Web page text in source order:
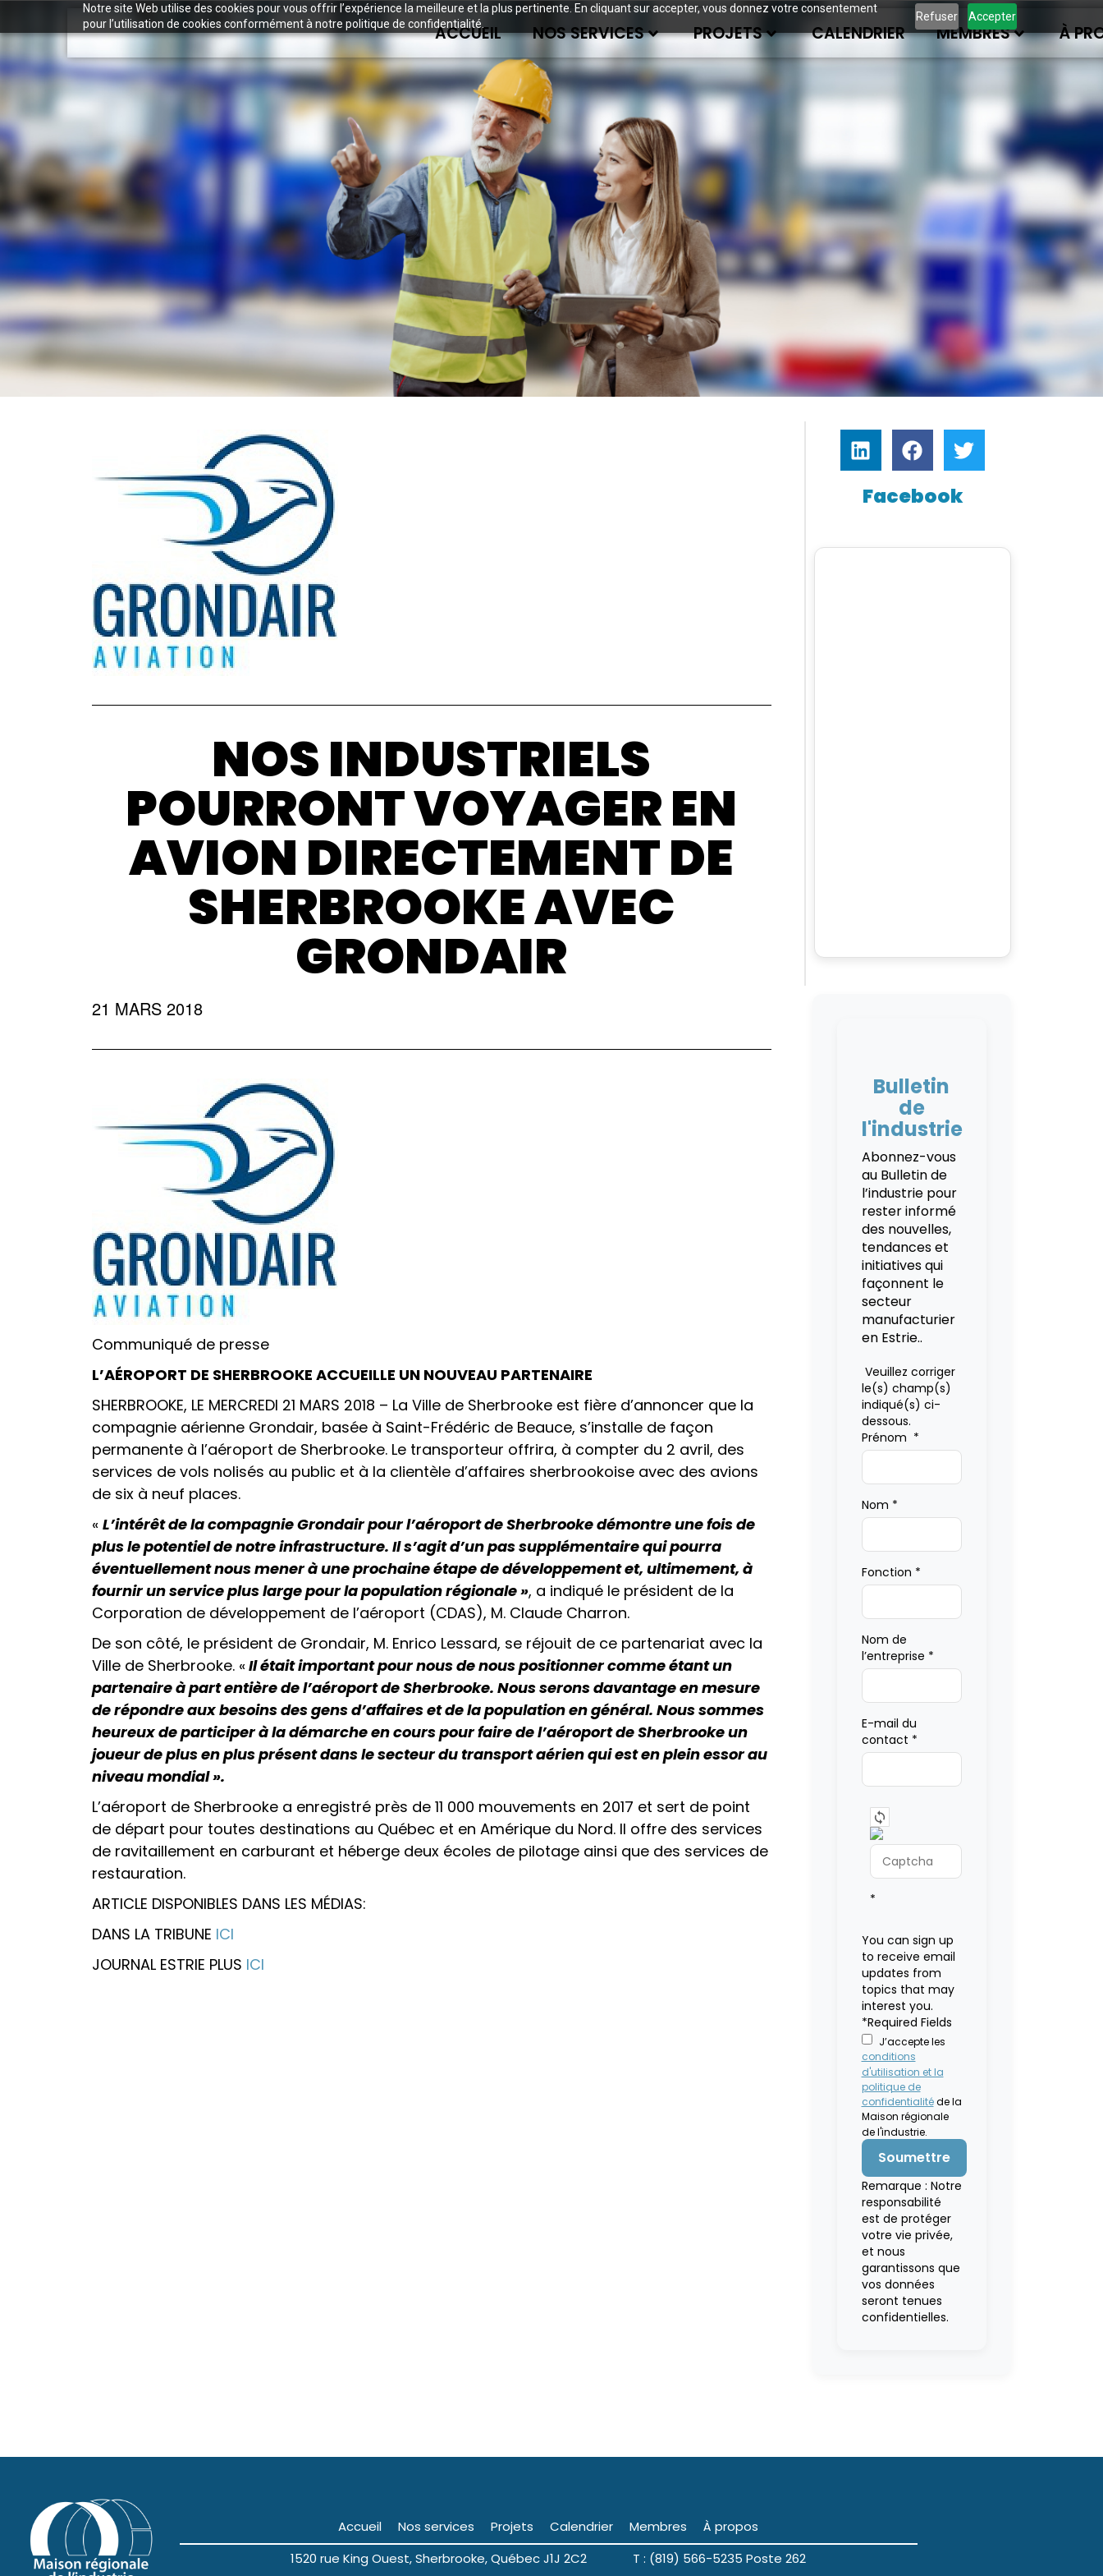
Notre site Web utilise des cookies pour vous offrir l’expérience la meilleure et la plus pertinente. En cliquant sur accepter, vous donnez votre consentement
pour l’utilisation de cookies conformément à notre politique de confidentialité.
Refuser Accepter
ACCUEIL NOS SERVICES PROJETS CALENDRIER MEMBRES À
NOS INDUSTRIELS
POURRONT VOYAGER EN
AVION DIRECTEMENT DE
SHERBROOKE AVEC
GRONDAIR
21 MARS 2018
Communiqué de presse
L’AÉROPORT DE SHERBROOKE ACCUEILLE UN NOUVEAU PARTENAIRE
SHERBROOKE, LE MERCREDI 21 MARS 2018 – La Ville de Sherbrooke est fière d’annoncer que la
compagnie aérienne Grondair, basée à Saint-Frédéric de Beauce, s’installe de façon
permanente à l’aéroport de Sherbrooke. Le transporteur offrira, à compter du 2 avril, des
services de vols nolisés au public et à la clientèle d’affaires sherbrookoise avec des avions
de six à neuf places.
« L’intérêt de la compagnie Grondair pour l’aéroport de Sherbrooke démontre une fois de
plus le potentiel de notre infrastructure. Il s’agit d’un pas supplémentaire qui pourra
éventuellement nous mener à une prochaine étape de développement et, ultimement, à
fournir un service plus large pour la population régionale », a indiqué le président de la
Corporation de développement de l’aéroport (CDAS), M. Claude Charron.
De son côté, le président de Grondair, M. Enrico Lessard, se réjouit de ce partenariat avec la
Ville de Sherbrooke. «Il était important pour nous de nous positionner comme étant un
partenaire à part entière de l’aéroport de Sherbrooke. Nous serons davantage en mesure
de répondre aux besoins des gens d’affaires et de la population en général. Nous sommes
heureux de participer à la démarche en cours pour faire de l’aéroport de Sherbrooke un
joueur de plus en plus présent dans le secteur du transport aérien qui est en plein essor au
niveau mondial ».
L’aéroport de Sherbrooke a enregistré près de 11 000 mouvements en 2017 et sert de point
de départ pour toutes destinations au Québec et en Amérique du Nord. Il offre des services
de ravitaillement en carburant et héberge deux écoles de pilotage ainsi que des services de
restauration.
ARTICLE DISPONIBLES DANS LES MÉDIAS:
DANS LA TRIBUNE ICI
JOURNAL ESTRIE PLUS ICI
Facebook
Bulletin
de
l'industrie
Abonnez-vous
au Bulletin de
l’industrie pour
rester informé
des nouvelles,
tendances et
initiatives qui
façonnent le
secteur
manufacturier
en Estrie..
Veuillez corriger
le(s) champ(s)
indiqué(s) ci-
dessous.
Prénom *
Nom *
Fonction *
Nom de
l’entreprise *
E-mail du
contact *
*
You can sign up
to receive email
updates from
topics that may
interest you.
*Required Fields
J’accepte les
conditions
d'utilisation et la
politique de
confidentialitéde la
Maison régionale
de l'industrie.
Remarque : Notre
responsabilité
est de protéger
votre vie privée,
et nous
garantissons que
vos données
seront tenues
confidentielles.
Accueil Nos services Projets Calendrier Membres
À propos
1520 rue King Ouest, Sherbrooke, Québec J1J 2C2 T : (819) 566-5235 Poste 262